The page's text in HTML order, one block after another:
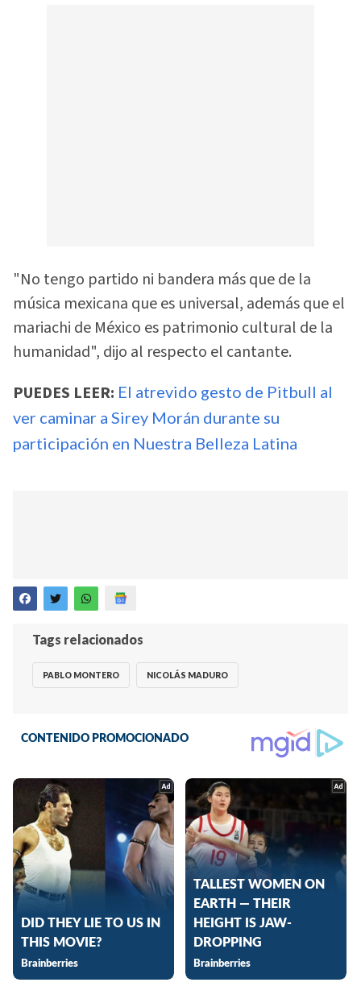
"No tengo partido ni bandera más que de la
música mexicana que es universal, además que el
mariachi de México es patrimonio cultural de la
humanidad", dijo al respecto el cantante.
PUEDES LEER: El atrevido gesto de Pitbull al
ver caminar a Sirey Morán durante su
participación en Nuestra Belleza Latina
Tags relacionados
PABLO MONTERO NICOLÁS MADURO